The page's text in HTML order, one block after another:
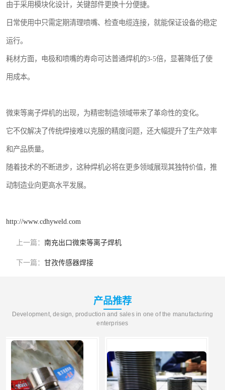
由于采用模块化设计，关键部件更换十分便捷。
日常使用中只需定期清理喷嘴、检查电缆连接，就能保证设备的稳定
运行。
耗材方面，电极和喷嘴的寿命可达普通焊机的3-5倍，显著降低了使
用成本。
微束等离子焊机的出现，为精密制造领域带来了革命性的变化。
它不仅解决了传统焊接难以克服的精度问题，还大幅提升了生产效率
和产品质量。
随着技术的不断进步，这种焊机必将在更多领域展现其独特价值，推
动制造业向更高水平发展。
http://www.cdhyweld.com
上一篇： 南充出口微束等离子焊机
下一篇： 甘孜传感器焊接
产品推荐
Development, design, production and sales in one of the manufacturing
enterprises